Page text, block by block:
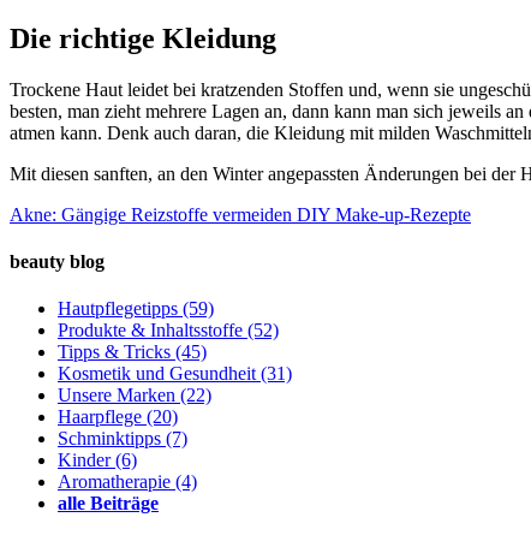
Die richtige Kleidung
Trockene Haut leidet bei kratzenden Stoffen und, wenn sie
besten, man zieht mehrere Lagen an, dann kann man sich jeweils
atmen kann. Denk auch daran, die Kleidung mit milden
Mit diesen sanften, an den Winter angepassten Änderungen bei
Akne: Gängige Reizstoffe vermeiden DIY Make-up-Rezepte
beauty blog
Hautpflegetipps (59)
Produkte & Inhaltsstoffe (52)
Tipps & Tricks (45)
Kosmetik und Gesundheit(31)
Unsere Marken (22)
Haarpflege (20)
Schminktipps (7)
Kinder(6)
Aromatherapie (4)
alle Beiträge